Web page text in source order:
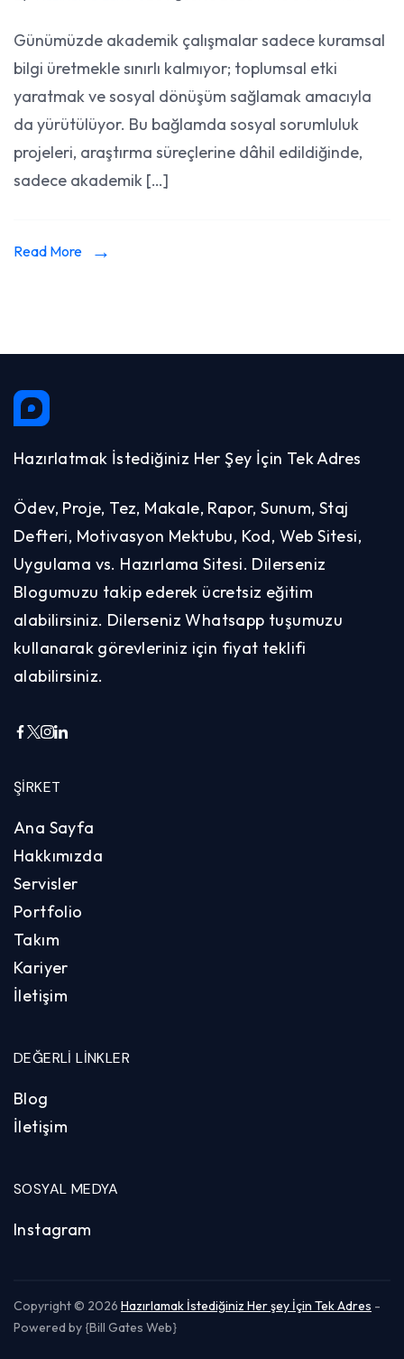
Günümüzde akademik çalışmalar sadece kuramsal
bilgi üretmekle sınırlı kalmıyor; toplumsal etki
yaratmak ve sosyal dönüşüm sağlamak amacıyla
da yürütülüyor. Bu bağlamda sosyal sorumluluk
projeleri, araştırma süreçlerine dâhil edildiğinde,
sadece akademik […]
Read More
Hazırlatmak İstediğiniz Her Şey İçin Tek Adres
Ödev, Proje, Tez, Makale, Rapor, Sunum, Staj
Defteri, Motivasyon Mektubu, Kod, Web Sitesi,
Uygulama vs. Hazırlama Sitesi. Dilerseniz
Blogumuzu takip ederek ücretsiz eğitim
alabilirsiniz. Dilerseniz Whatsapp tuşumuzu
kullanarak görevleriniz için fiyat teklifi
alabilirsiniz.
ŞIRKET
Ana Sayfa
Hakkımızda
Servisler
Portfolio
Takım
Kariyer
İletişim
DEĞERLI LINKLER
Blog
İletişim
SOSYAL MEDYA
Instagram
Copyright © 2026 Hazırlamak İstediğiniz Her şey İçin Tek Adres -
Powered by {Bill Gates Web}